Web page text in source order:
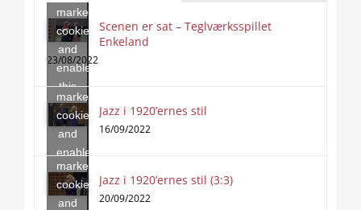
marketing
cookies
and
enable
this
content
Scenen er sat – Teglværksspillet
Enkeland
23/08/2022
Click
to
marketing
cookies
and
enable
this
content
Jazz i 1920’ernes stil
16/09/2022
Click
to
accept
marketing
cookies
and
Jazz i 1920’ernes stil (3:3)
20/09/2022